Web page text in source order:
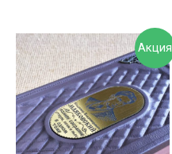
Акция